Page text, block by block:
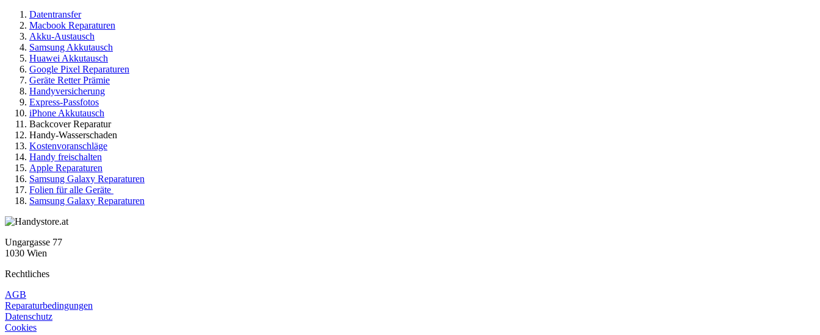
Datentransfer
Macbook Reparaturen
Akku-Austausch
Samsung Akkutausch
Huawei Akkutausch
Google Pixel Reparaturen
Geräte Retter Prämie
Handyversicherung
Express-Passfotos
iPhone Akkutausch
Backcover Reparatur
Handy-Wasserschaden
Kostenvoranschläge
Handy freischalten
Apple Reparaturen
Samsung Galaxy Reparaturen
Folien für alle Geräte
Samsung Galaxy Reparaturen
Ungargasse 77
1030 Wien
Rechtliches
AGB
Reparaturbedingungen
Datenschutz
Cookies